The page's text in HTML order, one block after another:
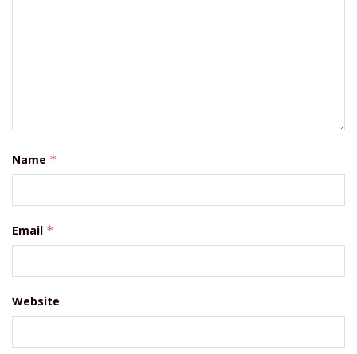
Name *
Email *
Website